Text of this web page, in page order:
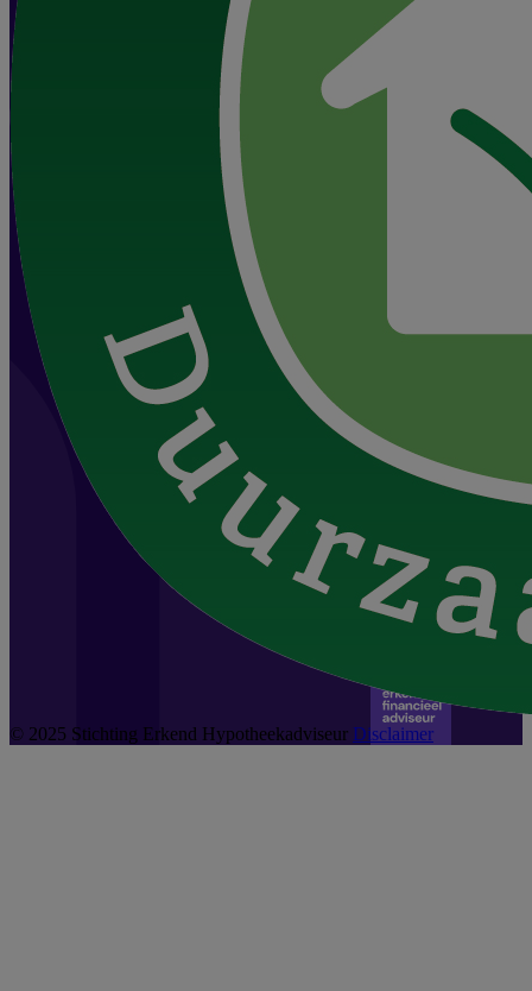
© 2025 Stichting Erkend Hypotheekadviseur Disclaimer